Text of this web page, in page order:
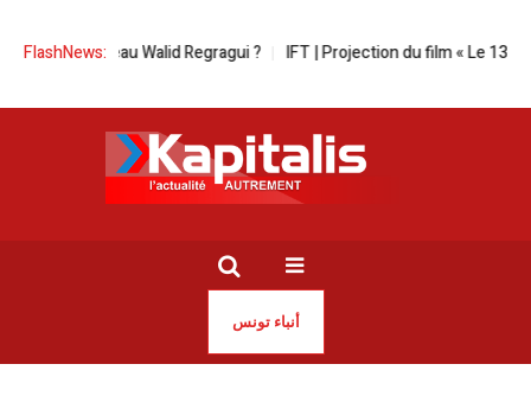
FlashNews:Walid Regragui ? IFT | Projection du film « Le 13e Round »
أنباء تونس